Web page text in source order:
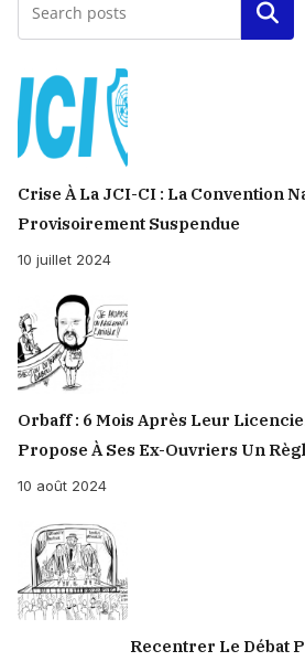
Rechercher
Crise À La JCI-CI : La Convention
Provisoirement Suspendue
10 juillet 2024
Orbaff : 6 Mois Après Leur
Propose À Ses Ex-Ouvriers Un
10 août 2024
Recentrer Le Débat